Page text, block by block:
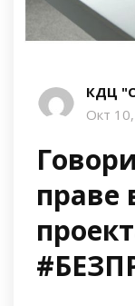
КДЦ
Окт
праве